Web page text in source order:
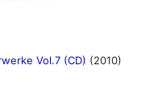
Vol.7 (CD) (2010)